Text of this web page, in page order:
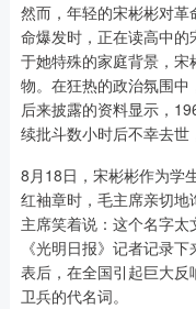
然而，年轻的宋彬彬对
命爆发时，正在读高中
于她特殊的家庭背景，
物。在狂热的政治氛围
后来披露的资料显示，
续批斗数小时后不幸去世
8月18日，宋彬彬作为学
红袖章时，毛主席亲切
主席笑着说：这个名字
《光明日报》记者记录
表后，在全国引起巨大
卫兵的代名词。